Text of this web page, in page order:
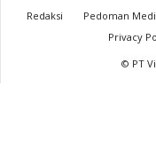
Redaksi Pedoman
Privacy
© PT